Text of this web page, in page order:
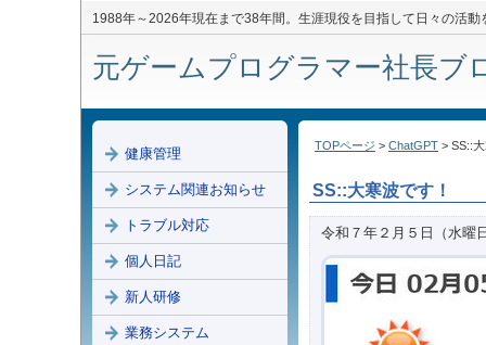
1988年～2026年現在まで38年間。生涯現役を目指して日々の活動
元ゲームプログラマー社長ブ
TOPページ > ChatGPT > SS::
SS::大寒波です！
令和７年２月５日（水曜
健康管理
システム関連お知らせ
トラブル対応
個人日記
新人研修
業務システム